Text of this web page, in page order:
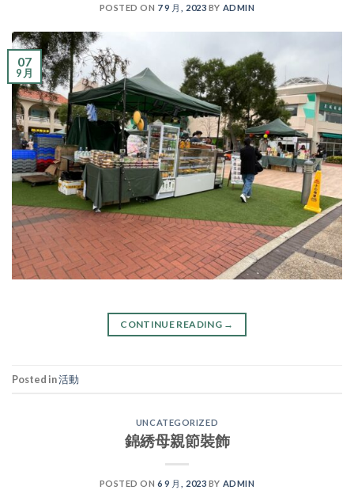
POSTED ON 7 9 月, 2023 BY ADMIN
07
9 月
CONTINUE READING →
Posted in活動
UNCATEGORIZED
錦綉母親節裝飾
POSTED ON6 9 月, 2023 BY ADMIN